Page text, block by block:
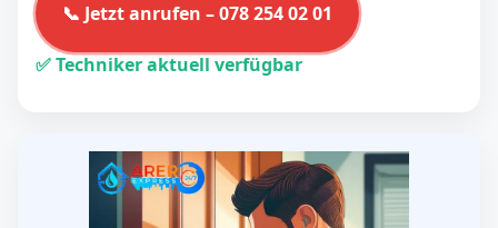
📞 Jetzt anrufen – 078 254 02 01
✅ Techniker aktuell verfügbar